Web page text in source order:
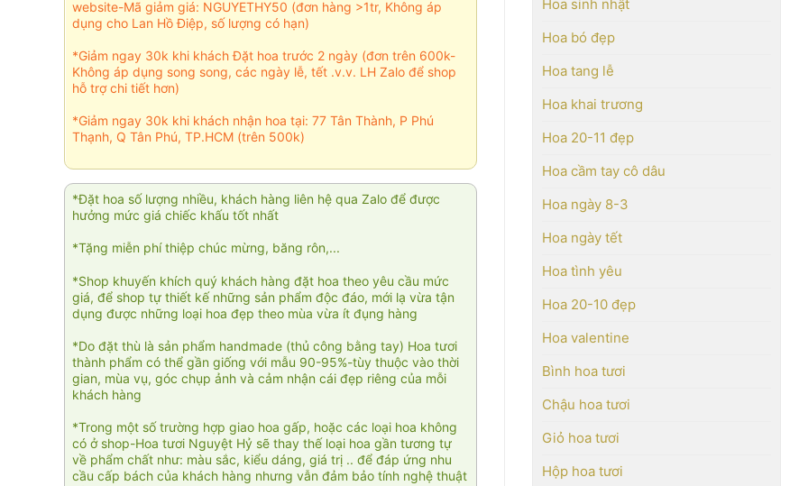
Hoa sinh nhật
Hoa bó đẹp
Hoa tang lễ
Hoa khai trương
Hoa 20-11 đẹp
Hoa cầm tay cô dâu
Hoa ngày 8-3
Hoa ngày tết
Hoa tình yêu
Hoa 20-10 đẹp
Hoa valentine
Bình hoa tươi
Chậu hoa tươi
Giỏ hoa tươi
Hộp hoa tươi
website-Mã giảm giá: NGUYETHY50 (đơn hàng >1tr, Không áp
dụng cho Lan Hồ Điệp, số lượng có hạn)
*Giảm ngay 30k khi khách Đặt hoa trước 2 ngày (đơn trên 600k-
Không áp dụng song song, các ngày lễ, tết .v.v. LH Zalo để shop
hỗ trợ chi tiết hơn)
*Giảm ngay 30k khi khách nhận hoa tại: 77 Tân Thành, P Phú
Thạnh, Q Tân Phú, TP.HCM (trên 500k)
*Đặt hoa số lượng nhiều, khách hàng liên hệ qua Zalo để được
hưởng mức giá chiếc khấu tốt nhất
*Tặng miễn phí thiệp chúc mừng, băng rôn,...
*Shop khuyến khích quý khách hàng đặt hoa theo yêu cầu mức
giá, để shop tự thiết kế những sản phẩm độc đáo, mới lạ vừa tận
dụng được những loại hoa đẹp theo mùa vừa ít đụng hàng
*Do đặt thù là sản phẩm handmade (thủ công bằng tay) Hoa tươi
thành phẩm có thể gần giống với mẫu 90-95%-tùy thuộc vào thời
gian, mùa vụ, góc chụp ảnh và cảm nhận cái đẹp riêng của mỗi
khách hàng
*Trong một số trường hợp giao hoa gấp, hoặc các loại hoa không
có ở shop-Hoa tươi Nguyệt Hỷ sẽ thay thế loại hoa gần tương tự
về phẩm chất như: màu sắc, kiểu dáng, giá trị .. để đáp ứng nhu
cầu cấp bách của khách hàng nhưng vẫn đảm bảo tính nghệ thuật